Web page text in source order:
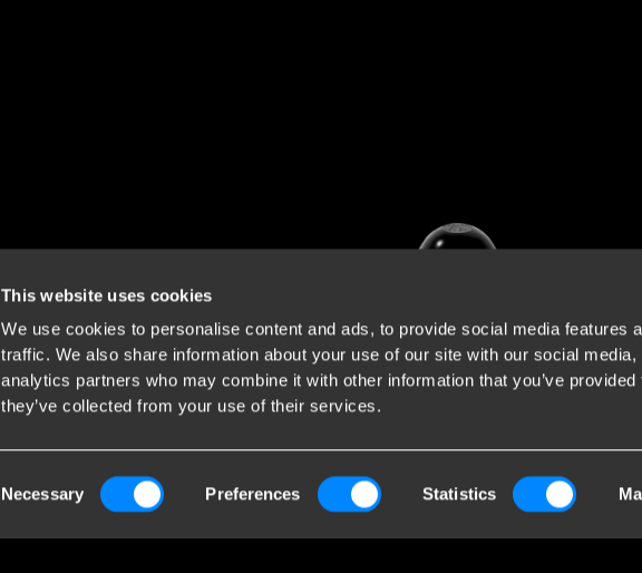
This website uses cookies
We use cookies to personalise content and ads, to provide social media features
traffic. We also share information about your use of our site with our social media,
analytics partners who may combine it with other information that you’ve provided
they’ve collected from your use of their services.
Selection
Necessary Preferences Statistics